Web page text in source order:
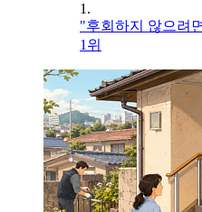
1.
"후회하지 않으려
1위